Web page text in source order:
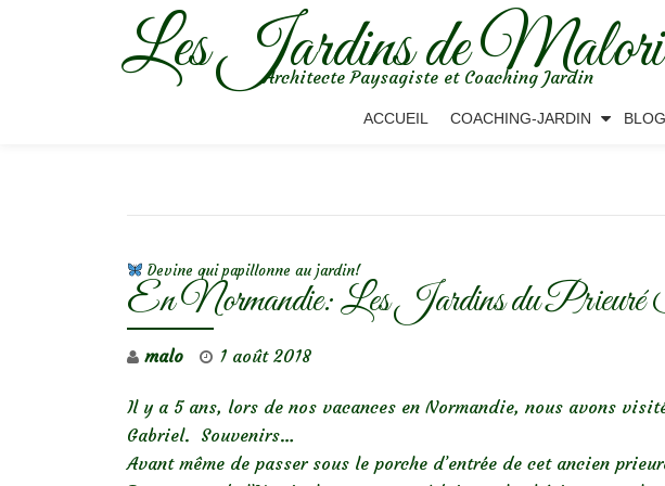
Les Jardins de
Architecte Paysagiste et Coaching Jardin
ACCUEIL COACHING-JARDIN BLOG
Devine qui papillonne au jardin!
En Normandie: Les Jardins du Prieuré
malo 1 août 2018
Il y a 5 ans, lors de nos vacances en Normandie, nous avons
Gabriel. Souvenirs…
Avant même de passer sous le porche d’entrée de cet ancien